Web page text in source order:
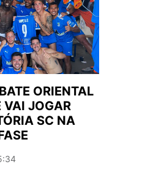
ORIENTAL
VAI JOGAR
SC NA